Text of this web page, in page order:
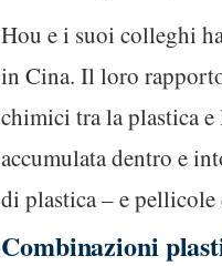
Hou e i suoi colleghi
in Cina. Il loro
chimici tra la plastica e
accumulata dentro e
di plastica – e
Combinazioni